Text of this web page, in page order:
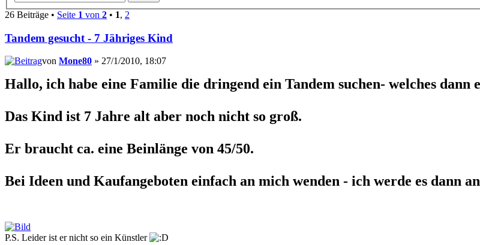
26 Beiträge • Seite 1 von 2 • 1, 2
Tandem gesucht - 7 Jähriges Kind
von Mone80 » 27/1/2010, 18:07
Hallo, ich habe eine Familie die dringend ein Tandem suchen- welches dann
Das Kind ist 7 Jahre alt aber noch nicht so groß.
Er braucht ca. eine Beinlänge von 45/50.
Bei Ideen und Kaufangeboten einfach an mich wenden - ich werde es dann
P.S. Leider ist er nicht so ein Künstler